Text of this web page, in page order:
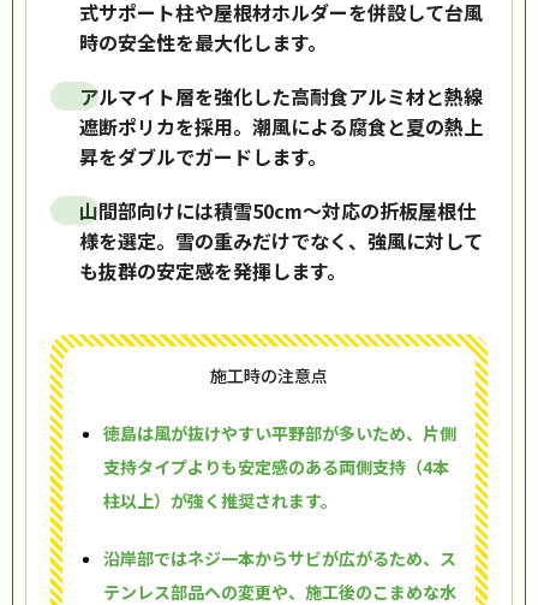
式サポート柱や屋根材ホルダーを併設して台風
時の安全性を最大化します。
アルマイト層を強化した高耐食アルミ材と熱線
遮断ポリカを採用。潮風による腐食と夏の熱上
昇をダブルでガードします。
山間部向けには積雪50cm〜対応の折板屋根仕
様を選定。雪の重みだけでなく、強風に対して
も抜群の安定感を発揮します。
施工時の注意点
徳島は風が抜けやすい平野部が多いため、片側
支持タイプよりも安定感のある両側支持（4本
柱以上）が強く推奨されます。
沿岸部ではネジ一本からサビが広がるため、ス
テンレス部品への変更や、施工後のこまめな水